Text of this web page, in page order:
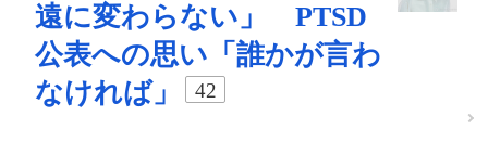
遠に変わらない」 PTSD
公表への思い「誰かが言わ
なければ」
42